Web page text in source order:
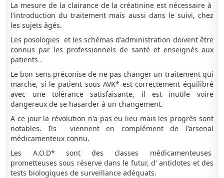
La mesure de la clairance de la créatinine est nécessaire à
l'introduction du traitement mais aussi dans le suivi, chez
les sujets âgés.
Les posologies et les schémas d'administration doivent être
connus par les professionnels de santé et enseignés aux
patients .
Le bon sens préconise de ne pas changer un traitement qui
marche, si le patient sous AVK* est correctement équilibré
avec une tolérance satisfaisante, il est inutile voire
dangereux de se hasarder à un changement.
A ce jour la révolution n'a pas eu lieu mais les progrès sont
notables. Ils viennent en complément de l'arsenal
médicamenteux connu.
Les A.O.D* sont des classes médicamenteuses
prometteuses sous réserve dans le futur, d' antidotes et des
tests biologiques de surveillance adéquats.